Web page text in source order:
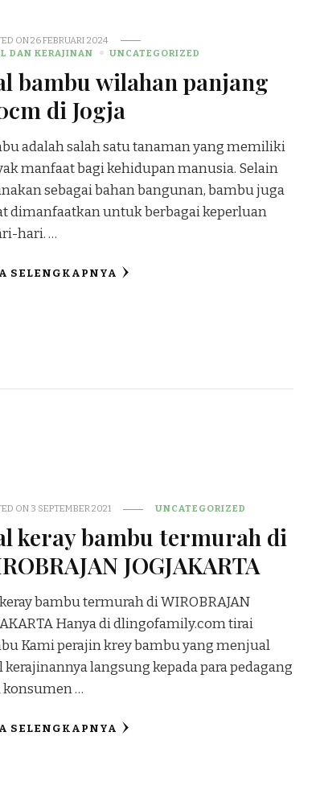
ON26 FEBRUARI 2024
DAN KERAJINAN
UNCATEGORIZED
bambu wilahan panjang
di Jogja
adalah salah satu tanaman yang memiliki
manfaat bagi kehidupan manusia. Selain
sebagai bahan bangunan, bambu juga
dimanfaatkan untuk berbagai keperluan
hari. …
SELENGKAPNYA
ON 3 SEPTEMBER 2021 UNCATEGORIZED
keray bambu termurah di
JOGJAKARTA
bambu termurah di WIROBRAJAN
Hanya di dlingofamily.com tirai
Kami perajin krey bambu yang menjual
kerajinannya langsung kepada para pedagang
konsumen …
SELENGKAPNYA